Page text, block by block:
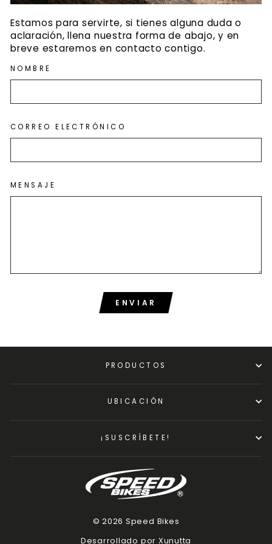
Estamos para servirte, si tienes alguna duda o
aclaración, llena nuestra forma de abajo, y en
breve estaremos en contacto contigo.
NOMBRE
CORREO ELECTRÓNICO
MENSAJE
ENVIAR
PRODUCTOS
UBICACIÓN
¡SUSCRÍBETE!
© 2026 Speed Bikes
Desarrollado por Xunutta